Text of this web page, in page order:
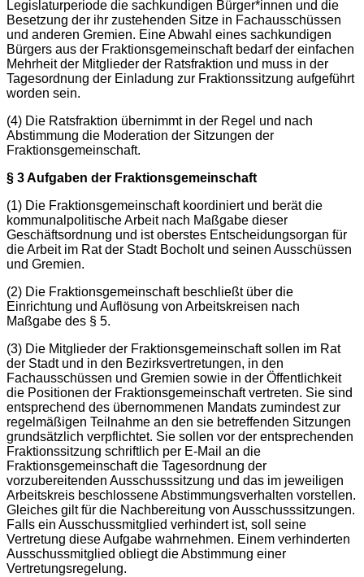
Legislaturperiode die sachkundigen Bürger*innen und die
Besetzung der ihr zustehenden Sitze in Fachausschüssen
und anderen Gremien. Eine Abwahl eines sachkundigen
Bürgers aus der Fraktionsgemeinschaft bedarf der einfachen
Mehrheit der Mitglieder der Ratsfraktion und muss in der
Tagesordnung der Einladung zur Fraktionssitzung aufgeführt
worden sein.
(4) Die Ratsfraktion übernimmt in der Regel und nach
Abstimmung die Moderation der Sitzungen der
Fraktionsgemeinschaft.
§ 3 Aufgaben der Fraktionsgemeinschaft
(1) Die Fraktionsgemeinschaft koordiniert und berät die
kommunalpolitische Arbeit nach Maßgabe dieser
Geschäftsordnung und ist oberstes Entscheidungsorgan für
die Arbeit im Rat der Stadt Bocholt und seinen Ausschüssen
und Gremien.
(2) Die Fraktionsgemeinschaft beschließt über die
Einrichtung und Auflösung von Arbeitskreisen nach
Maßgabe des § 5.
(3) Die Mitglieder der Fraktionsgemeinschaft sollen im Rat
der Stadt und in den Bezirksvertretungen, in den
Fachausschüssen und Gremien sowie in der Öffentlichkeit
die Positionen der Fraktionsgemeinschaft vertreten. Sie sind
entsprechend des übernommenen Mandats zumindest zur
regelmäßigen Teilnahme an den sie betreffenden Sitzungen
grundsätzlich verpflichtet. Sie sollen vor der entsprechenden
Fraktionssitzung schriftlich per E-Mail an die
Fraktionsgemeinschaft die Tagesordnung der
vorzubereitenden Ausschusssitzung und das im jeweiligen
Arbeitskreis beschlossene Abstimmungsverhalten vorstellen.
Gleiches gilt für die Nachbereitung von Ausschusssitzungen.
Falls ein Ausschussmitglied verhindert ist, soll seine
Vertretung diese Aufgabe wahrnehmen. Einem verhinderten
Ausschussmitglied obliegt die Abstimmung einer
Vertretungsregelung.